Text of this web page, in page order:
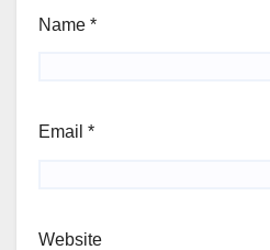
Name *
Email *
Website